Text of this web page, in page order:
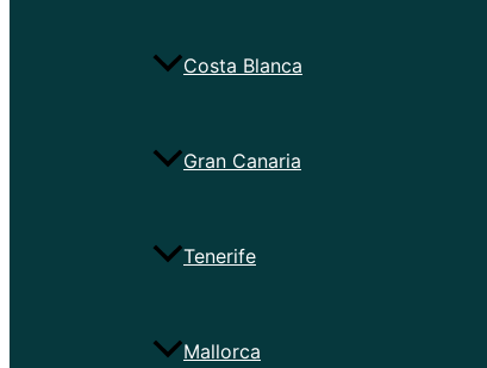
Costa Blanca
Gran Canaria
Tenerife
Mallorca